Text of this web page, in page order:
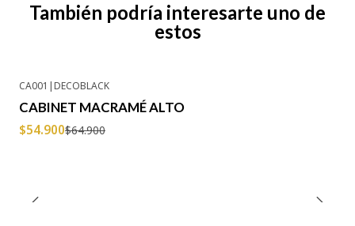
También podría interesarte uno de
estos
CA001 |DECOBLACK
CABINET MACRAMÉ ALTO
$54.900$64.900